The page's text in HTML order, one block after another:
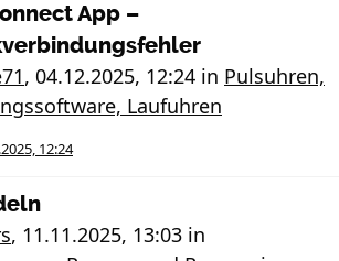
App –
, 04.12.2025, 12:24 in Pulsuhren,
Laufuhren
12:24
, 11.11.2025, 13:03 in